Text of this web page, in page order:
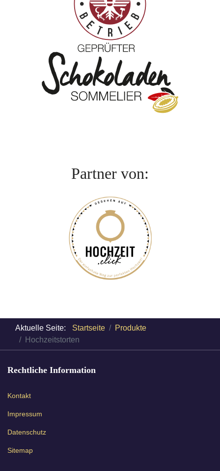
Partner von:
Aktuelle Seite: Startseite
Produkte
Hochzeitstorten
Rechtliche Information
Kontakt
Impressum
Datenschutz
Sitemap